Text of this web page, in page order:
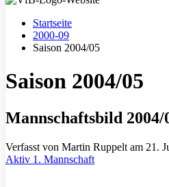
Startseite
2000-09
Saison 2004/05
Saison 2004/05
Mannschaftsbild 2004/
Verfasst von Martin Ruppelt am 21.
Aktiv 1. Mannschaft